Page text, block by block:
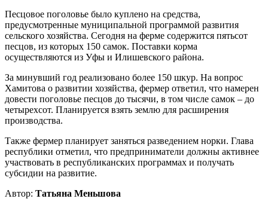
Песцовое поголовье было куплено на средства,
предусмотренные муниципальной программой развития
сельского хозяйства. Сегодня на ферме содержится пятьсот
песцов, из которых 150 самок. Поставки корма
осуществляются из Уфы и Илишевского района.
За минувший год реализовано более 150 шкур. На вопрос
Хамитова о развитии хозяйства, фермер ответил, что намерен
довести поголовье песцов до тысячи, в том числе самок – до
четырехсот. Планируется взять землю для расширения
производства.
Также фермер планирует заняться разведением норки. Глава
республики отметил, что предприниматели должны активнее
участвовать в республиканских программах и получать
субсидии на развитие.
Автор: Татьяна Меньшова